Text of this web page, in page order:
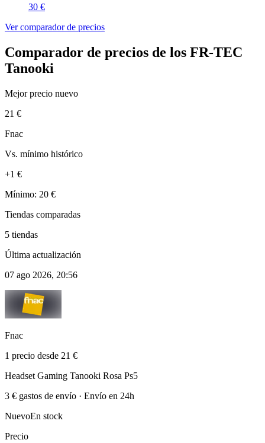
30 €
Ver comparador de precios
Comparador de precios de los FR-TEC
Tanooki
Mejor precio nuevo
21 €
Fnac
Vs. mínimo histórico
+1 €
Mínimo: 20 €
Tiendas comparadas
5 tiendas
Última actualización
07 ago 2026, 20:56
Fnac
1 precio desde 21 €
Headset Gaming Tanooki Rosa Ps5
3 € gastos de envío · Envío en 24h
NuevoEn stock
Precio